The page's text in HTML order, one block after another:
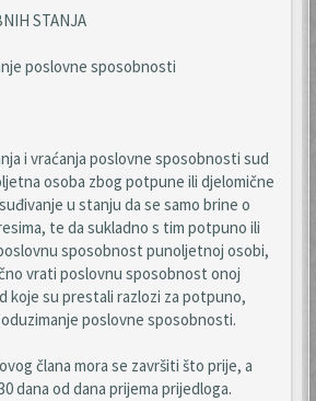
STANJA
poslovne sposobnosti
i vraćanja poslovne sposobnosti sud
osoba zbog potpune ili djelomične
u stanju da se samo brine o
te da sukladno s tim potpuno ili
sposobnost punoljetnoj osobi,
vrati poslovnu sposobnost onoj
koje su prestali razlozi za potpuno,
poslovne sposobnosti.
člana mora se završiti što prije, a
dana od dana prijema prijedloga.